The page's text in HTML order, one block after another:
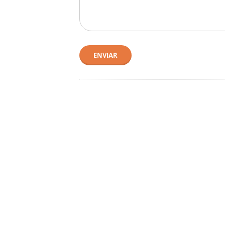
ENVIAR